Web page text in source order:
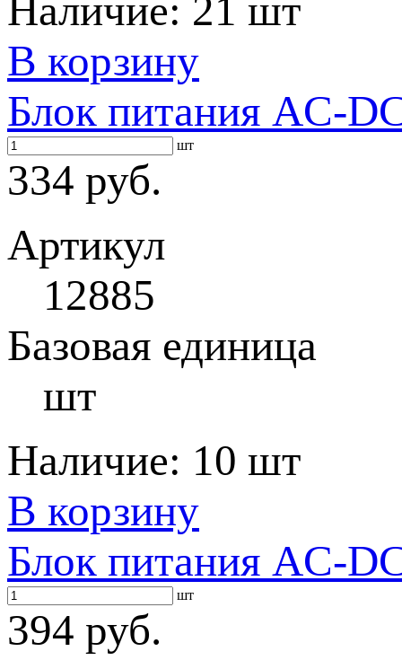
Наличие: 21 шт
В корзину
Блок питания AC-
шт
334 руб.
Артикул
12885
Базовая единица
шт
Наличие: 10 шт
В корзину
Блок питания AC-
шт
394 руб.